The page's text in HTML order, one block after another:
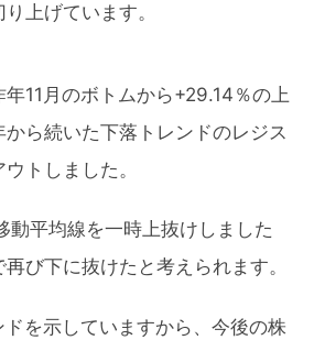
上げています。
11月のボトムから+29.14％の上
ら続いた下落トレンドのレジス
トしました。
動平均線を一時上抜けしました
び下に抜けたと考えられます。
を示していますから、今後の株